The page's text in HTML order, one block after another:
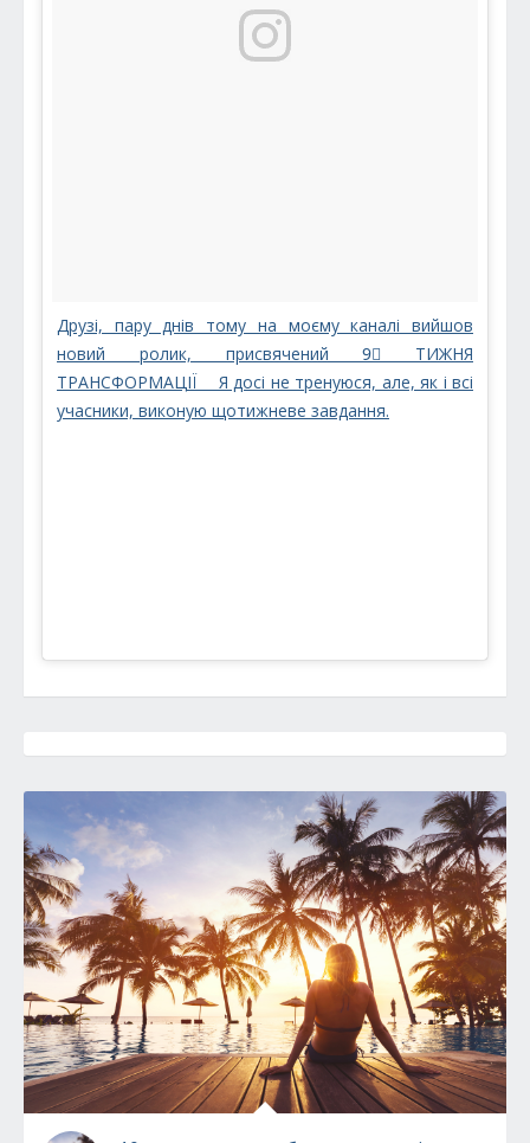
Друзі, пару днів тому на моєму каналі вийшов
новий ролик, присвячений 9⃣ ТИЖНЯ
ТРАНСФОРМАЦІЇ ⠀ Я досі не тренуюся, але, як і всі
учасники, виконую щотижневе завдання.